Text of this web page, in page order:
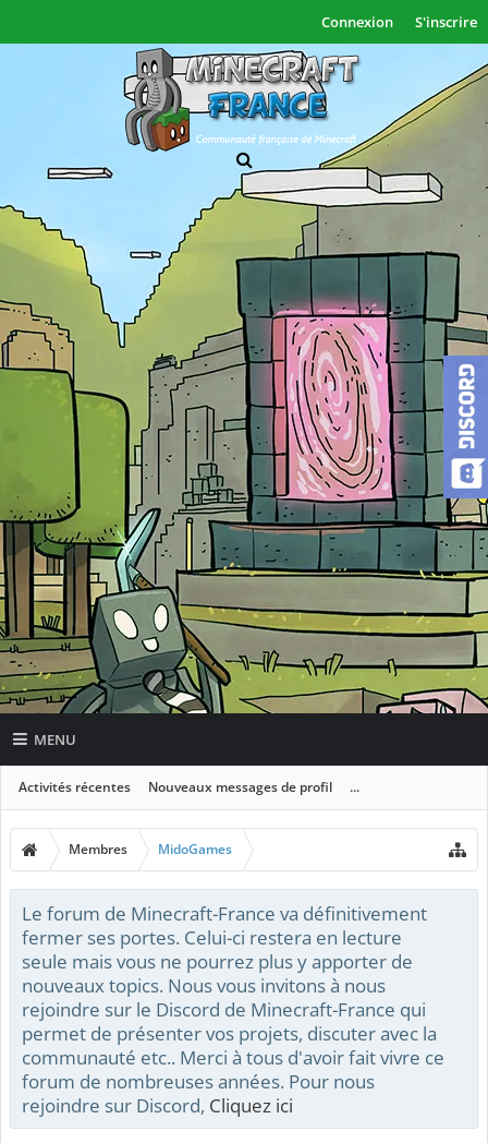
Connexion S'inscrire
MENU
Activités récentes Nouveaux messages de profil ...
Membres MidoGames
Le forum de Minecraft-France va définitivement
fermer ses portes. Celui-ci restera en lecture
seule mais vous ne pourrez plus y apporter de
nouveaux topics. Nous vous invitons à nous
rejoindre sur le Discord de Minecraft-France qui
permet de présenter vos projets, discuter avec la
communauté etc.. Merci à tous d'avoir fait vivre ce
forum de nombreuses années. Pour nous
rejoindre sur Discord, Cliquez ici